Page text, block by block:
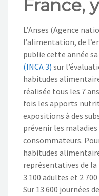
NOS ACTIONS
CONTACT
France,
L’Anses (Agence
l’alimentation, de
publie cette année
(INCA 3) sur
habitudes
réalisée tous les 7
fois les apports
expositions à des
prévenir les
consommateurs.
habitudes
représentatives de
3 100 adultes et 2
Sur 13 600 journées